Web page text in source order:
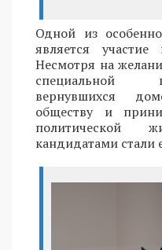
Одной из
является
Несмотря на
специальной
вернувшихся
обществу и
политической
кандидатами стали